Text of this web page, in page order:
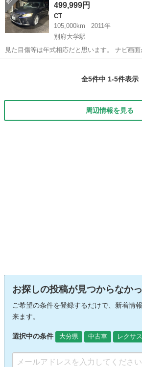
ビ 地デジ Ｂ...499,999円
CT
105,000km
2011年
別府大学駅
見た目傷等は年式相応だと思います。 ナビ画面がCTあるあるの黄ばみ
がありますが動作はします。 早い者勝ちです！ 電装系不具合ありませ
全5件中 1-5件表示
周辺情報を見る
お探しの投稿が見つからなか
ご希望の条件を登録するだけで、新着情
来ます。
選択中の条件 大分県 中古車 レクサス